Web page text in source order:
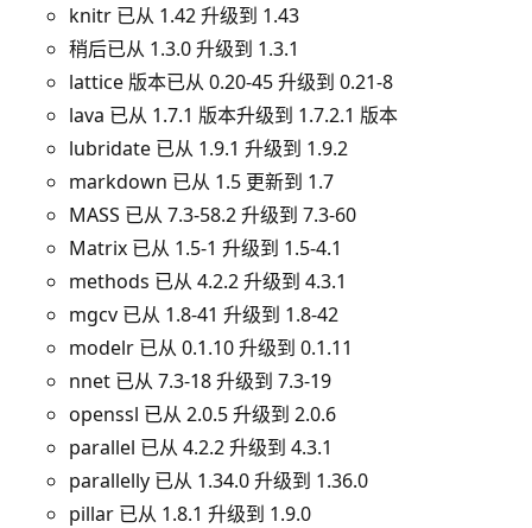
knitr 已从 1.42 升级到 1.43
稍后已从 1.3.0 升级到 1.3.1
lattice 版本已从 0.20-45 升级到 0.21-8
lava 已从 1.7.1 版本升级到 1.7.2.1 版本
lubridate 已从 1.9.1 升级到 1.9.2
markdown 已从 1.5 更新到 1.7
MASS 已从 7.3-58.2 升级到 7.3-60
Matrix 已从 1.5-1 升级到 1.5-4.1
methods 已从 4.2.2 升级到 4.3.1
mgcv 已从 1.8-41 升级到 1.8-42
modelr 已从 0.1.10 升级到 0.1.11
nnet 已从 7.3-18 升级到 7.3-19
openssl 已从 2.0.5 升级到 2.0.6
parallel 已从 4.2.2 升级到 4.3.1
parallelly 已从 1.34.0 升级到 1.36.0
pillar 已从 1.8.1 升级到 1.9.0